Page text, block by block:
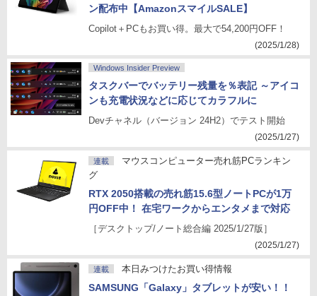
ン配布中【AmazonスマイルSALE】
Copilot＋PCもお買い得。最大で54,200円OFF！
(2025/1/28)
Windows Insider Preview
タスクバーでバッテリー残量を％表記 ～アイコ
ンも充電状況などに応じてカラフルに
Devチャネル（バージョン 24H2）でテスト開始
(2025/1/27)
連載
マウスコンピューター売れ筋PCランキン
グ
RTX 2050搭載の売れ筋15.6型ノートPCが1万
円OFF中！ 在宅ワークからエンタメまで対応
［デスクトップ/ノート総合編 2025/1/27版］
(2025/1/27)
連載 本日みつけたお買い得情報
SAMSUNG「Galaxy」タブレットが安い！！